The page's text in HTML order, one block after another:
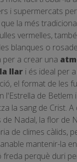
i supermercats
la més
vermelles,
blanques o
a crear una
llar i és ideal per
el format de les
l'Estrella de Betlem
la sang de Crist.
Nadal, la flor de
de climes càlids,
mantenir-la
freda perquè duri